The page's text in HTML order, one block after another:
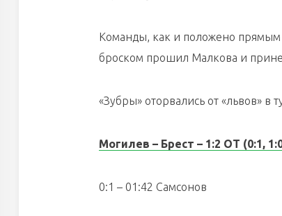
Команды, как и положено
броском прошил Малкова и
«Зубры» оторвались от «львов» в
Могилев – Брест – 1:2 ОТ (0:1,
0:1 – 01:42 Самсонов